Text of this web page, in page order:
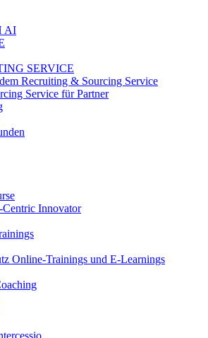
AI
SERVICE
Recruiting & Sourcing Service
Service für Partner
Innovator
Online-Trainings und E-Learnings